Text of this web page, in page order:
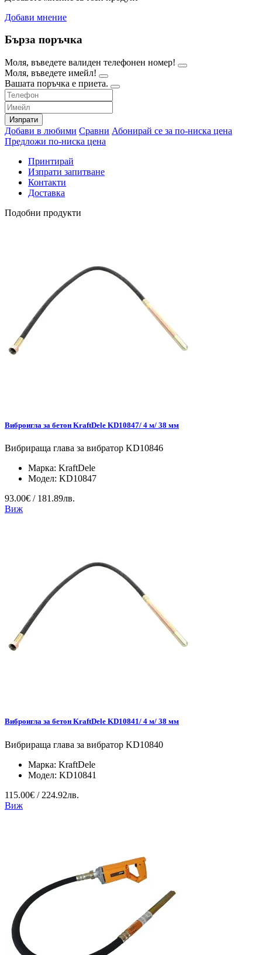
Добави мнение
Бърза поръчка
Моля, въведете валиден телефонен номер!
Моля, въведете имейл!
Вашата поръчка е приета.
Изпрати
Добави в любими Сравни Абонирай се за по-ниска цена
Предложи по-ниска цена
Принтирай
Изпрати запитване
Контакти
Доставка
Подобни продукти
Виброигла за бетон KraftDele KD10847/ 4 м/ 38 мм
Вибрираща глава за вибратор KD10846
Марка: KraftDele
Модел: KD10847
93.00€ / 181.89лв.
Виж
Виброигла за бетон KraftDele KD10841/ 4 м/ 38 мм
Вибрираща глава за вибратор KD10840
Марка: KraftDele
Модел: KD10841
115.00€ / 224.92лв.
Виж